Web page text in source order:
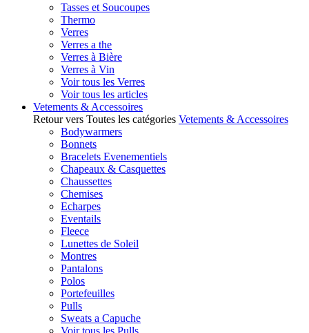
Tasses et Soucoupes
Thermo
Verres
Verres a the
Verres à Bière
Verres à Vin
Voir tous les Verres
Voir tous les articles
Vetements & Accessoires
Retour vers Toutes les catégories Vetements & Accessoires
Bodywarmers
Bonnets
Bracelets Evenementiels
Chapeaux & Casquettes
Chaussettes
Chemises
Echarpes
Eventails
Fleece
Lunettes de Soleil
Montres
Pantalons
Polos
Portefeuilles
Pulls
Sweats a Capuche
Voir tous les Pulls